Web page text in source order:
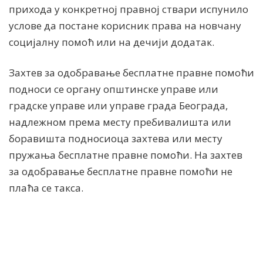
прихода у конкретној правној ствари испунило
услове да постане корисник права на новчану
социјалну помоћ или на дечији додатак.
Захтев за одобравање бесплатне правне помоћи
подноси се органу општинске управе или
градске управе или управе града Београда,
надлежном према месту пребивалишта или
боравишта подносиоца захтева или месту
пружања бесплатне правне помоћи. На захтев
за одобравање бесплатне правне помоћи не
плаћа се такса.